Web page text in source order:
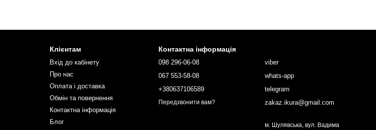
Клієнтам
Вхід до кабінету
Про нас
Оплата і доставка
Обмін та повернення
Контактна інформація
Блог
Контактна інформація
098 296-06-08
067 553-58-08
+380637106589
Передзвонити вам?
viber
whats-app
telegram
zakaz.ikura@gmail.com
м. Шулявська, вул. Вадима